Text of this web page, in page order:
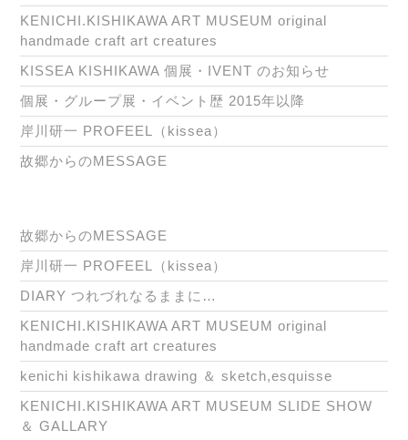
KENICHI.KISHIKAWA ART MUSEUM original
handmade craft art creatures
KISSEA KISHIKAWA 個展・IVENT のお知らせ
個展・グループ展・イベント歴 2015年以降
岸川研一 PROFEEL（kissea）
故郷からのMESSAGE
故郷からのMESSAGE
岸川研一 PROFEEL（kissea）
DIARY つれづれなるままに…
KENICHI.KISHIKAWA ART MUSEUM original
handmade craft art creatures
kenichi kishikawa drawing ＆ sketch,esquisse
KENICHI.KISHIKAWA ART MUSEUM SLIDE SHOW
＆ GALLARY